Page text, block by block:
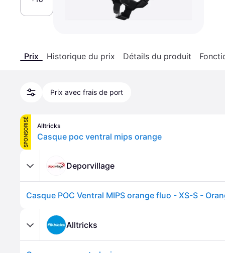
Prix Historique du prix Détails du produit
Prix avec frais de port
SPONSORISÉ Alltricks
Casque poc ventral mips orange
Deporvillage
Casque POC Ventral MIPS orange fluo - XS-S -
Alltricks